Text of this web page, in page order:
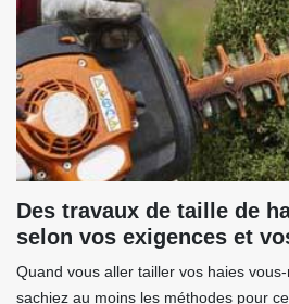
Des travaux de taille de
selon vos exigences et
Quand vous aller tailler vos haies
sachiez au moins les méthodes pour